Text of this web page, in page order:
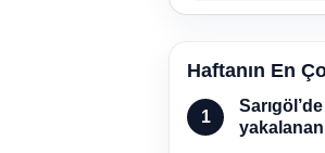
Haftanın En
1